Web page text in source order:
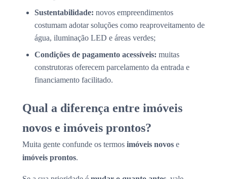
Sustentabilidade: novos empreendimentos
costumam adotar soluções como reaproveitamento de
água, iluminação LED e áreas verdes;
Condições de pagamento acessíveis: muitas
construtoras oferecem parcelamento da entrada e
financiamento facilitado.
Qual a diferença entre imóveis
novos e imóveis prontos?
Muita gente confunde os termos imóveis novos e
imóveis prontos.